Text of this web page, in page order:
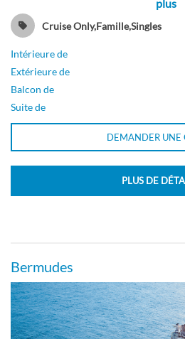
Cabine intérieure communicante
Grande Suite
Pont 10
plus
Cruise Only,Famille,Singles
Intérieure de
Extérieure de
Balcon de
Suite de
DEMANDER UNE
PLUS DE
Bermudes